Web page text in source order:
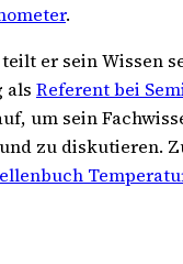
.
er sein Wissen
als Referent bei
um sein
zu diskutieren.